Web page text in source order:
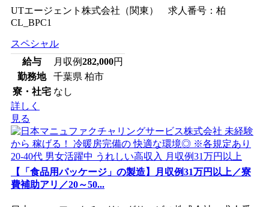
UTエージェント株式会社（関東） 求人番号：柏
CL_BPC1
スペシャル
給与
月収例282,000円
勤務地
千葉県 柏市
寮・社宅 なし
詳しく
見る
【「食品用パッケージ」の製造】月収例31万円以上／寮
費補助アリ／20～50...